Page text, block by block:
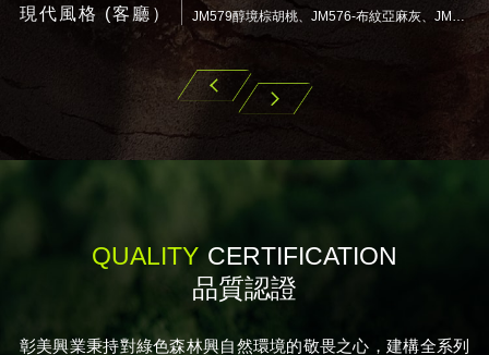
工業風格 (餐廳）
QUALITY CERTIFICATION
品質認證
彰美興業秉持對綠色森林興自然環境的敬畏之心，建構全系列